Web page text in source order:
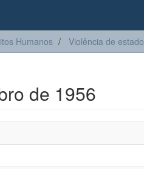
Humanos Violência de estado
de 1956